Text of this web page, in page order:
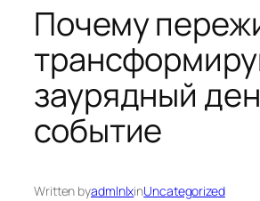
Почему
заурядный
событие
Written byadmlnlxinUncategorized